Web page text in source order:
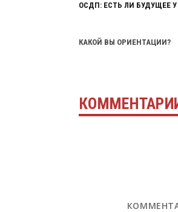
ОСДП: ЕСТЬ ЛИ БУДУЩЕЕ
КАКОЙ ВЫ ОРИЕНТАЦИИ?